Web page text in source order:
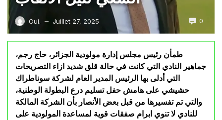
Oui. — Juillet 27, 2025 0
طمأن رئيس مجلس إدارة مولودية الجزائر، حاج رجم،
جماهير النادي التي كانت في حالة قلق شديد ازاء التصريحات
التي أدلى بها الرئيس المدير العام لشركة سوناطراك
حشيشي على هامش حفل تسليم درع البطولة الوطنية،
والتي تم تفسيرها من قبل بعض الأنصار بأن الشركة المالكة
للنادي لا تنوي ابرام صفقات قوية لمساعدة المولودية على